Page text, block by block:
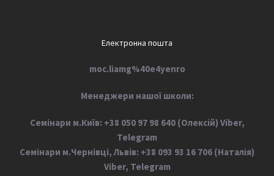
Електронна пошта
moc.liamg%40e4yenro
Менеджери нашої школи:
Семінари м.Київ: +38 050 97 98 640 (Олексій) Viber,
Telegram
Семінари м.Чернівці, Львів: +38 093 93 16 706 (Наталія)
Viber, Telegram